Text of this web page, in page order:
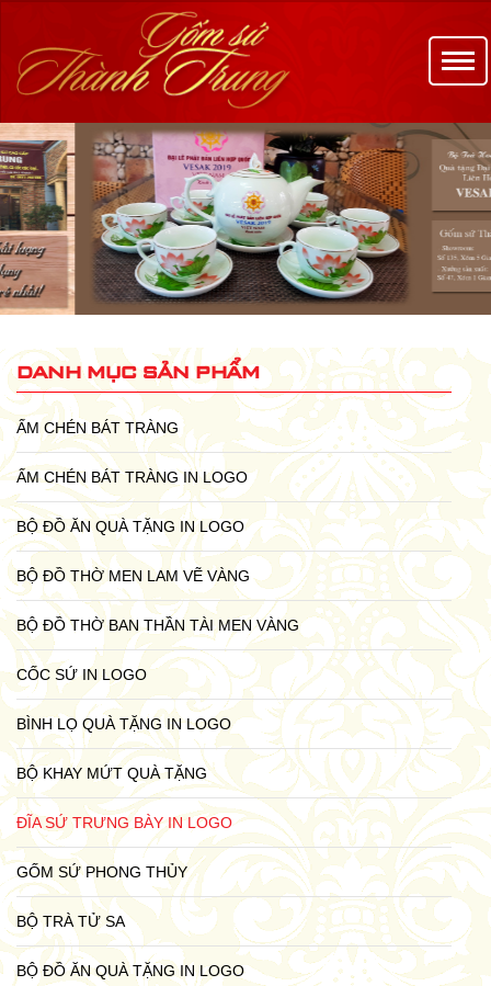
danh mục sản phẩm
ẤM CHÉN BÁT TRÀNG
ẤM CHÉN BÁT TRÀNG IN LOGO
BỘ ĐỒ ĂN QUÀ TẶNG IN LOGO
BỘ ĐỒ THỜ MEN LAM VẼ VÀNG
BỘ ĐỒ THỜ BAN THẦN TÀI MEN VÀNG
CỐC SỨ IN LOGO
BÌNH LỌ QUÀ TẶNG IN LOGO
BỘ KHAY MỨT QUÀ TẶNG
ĐĨA SỨ TRƯNG BÀY IN LOGO
GỐM SỨ PHONG THỦY
BỘ TRÀ TỬ SA
BỘ ĐỒ ĂN QUÀ TẶNG IN LOGO